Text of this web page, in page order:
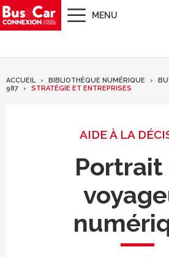
MENU
ACCUEIL BIBLIOTHÈQUE NUMÉRIQUE
987
STRATÉGIE ET ENTREPRISES
AIDE À LA
Portrait